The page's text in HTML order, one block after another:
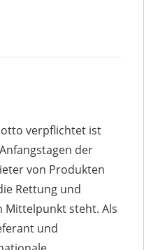
verpflichtet ist
der
von Produkten
Rettung und
Mittelpunkt steht. Als
und